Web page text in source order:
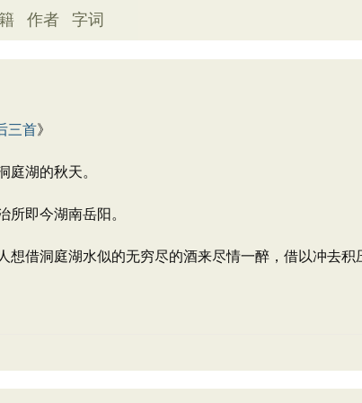
作者 字词
三首》
庭湖的秋天。
所即今湖南岳阳。
想借洞庭湖水似的无穷尽的酒来尽情一醉，借以冲去积